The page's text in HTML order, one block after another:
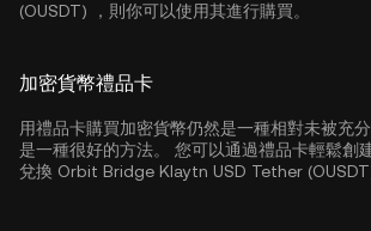
(OUSDT) ，則你可以使用其進行購買。
加密貨幣禮品卡
用禮品卡購買加密貨幣仍然是一種相對未被充
是一種很好的方法。 您可以通過禮品卡輕鬆創
兌換 Orbit Bridge Klaytn USD Tether (OUSDT)